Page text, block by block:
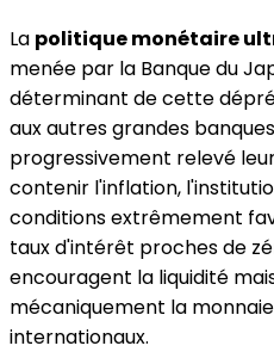
La politique monétaire
menée par la Banque du
déterminant de cette
aux autres grandes
progressivement relevé
contenir l'inflation,
conditions extrêmement
taux d'intérêt proches de
encouragent la liquidité
mécaniquement la
internationaux.